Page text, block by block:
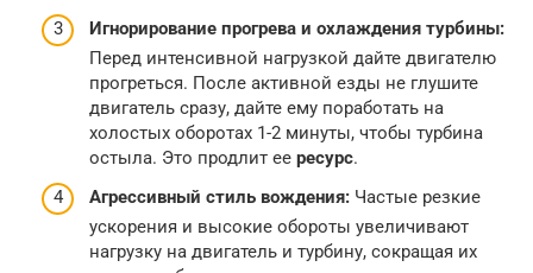
Игнорирование прогрева и охлаждения турбины:
Перед интенсивной нагрузкой дайте двигателю
прогреться. После активной езды не глушите
двигатель сразу, дайте ему поработать на
холостых оборотах 1-2 минуты, чтобы турбина
остыла. Это продлит ее ресурс.
Агрессивный стиль вождения: Частые резкие
ускорения и высокие обороты увеличивают
нагрузку на двигатель и турбину, сокращая их